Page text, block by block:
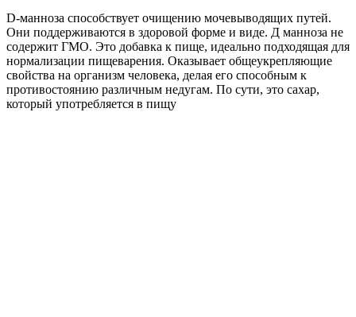
D-манноза способствует очищению мочевыводящих путей.
Они поддерживаются в здоровой форме и виде. Д манноза не
содержит ГМО. Это добавка к пище, идеально подходящая для
нормализации пищеварения. Оказывает общеукрепляющие
свойства на организм человека, делая его способным к
противостоянию различным недугам. По сути, это сахар,
который употребляется в пищу